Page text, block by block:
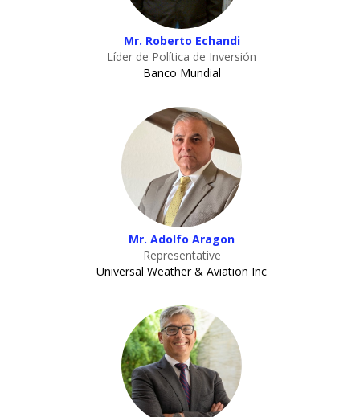
Mr. Roberto Echandi
Líder de Política de Inversión
Banco Mundial
Mr. Adolfo Aragon
Representative
Universal Weather & Aviation Inc